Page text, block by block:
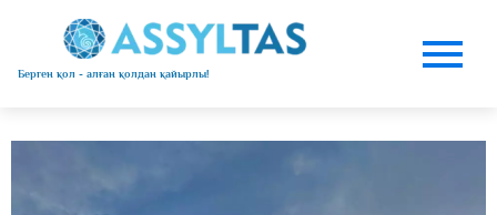
Берген қол - алған қолдан қайырлы!